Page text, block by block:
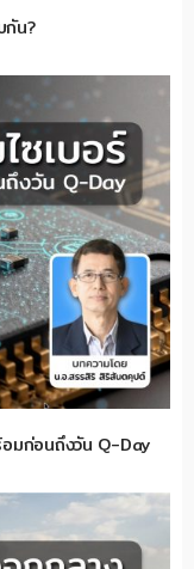
กัน?
อมก่อนถึงวัน Q-Day